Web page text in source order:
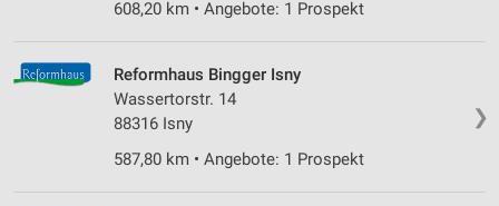
608,20 km • Angebote: 1 Prospekt
❯
Reformhaus Bingger Isny
Wassertorstr. 14
88316 Isny
587,80 km • Angebote: 1 Prospekt
Speichern von oder Zugriff auf Informationen
Verwendung reduzierter Daten zur Auswahl von
Werbeanzeigen
Erstellung von Profilen für personalisierte